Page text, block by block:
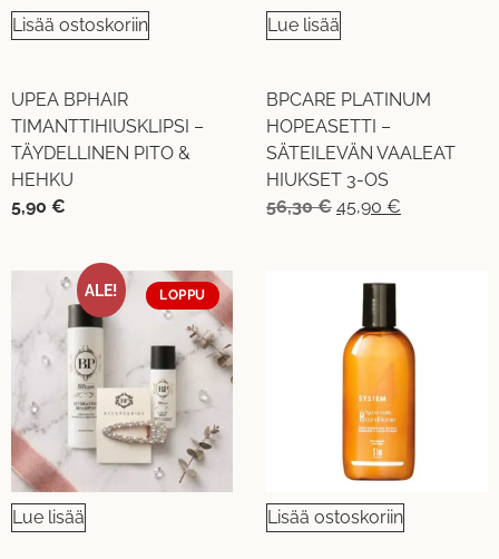
Lisää ostoskoriin
UPEA BPHAIR
TIMANTTIHIUSKLIPSI –
TÄYDELLINEN PITO &
HEHKU
5,90 €
Lue lisää
BPCARE PLATINUM
HOPEASETTI –
SÄTEILEVÄN VAALEAT
HIUKSET 3-OS
56,30€ 45,90 €
ALE! LOPPU
Lue lisää Lisää ostoskoriin